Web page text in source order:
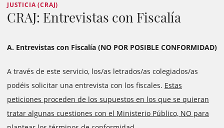
JUSTICIA (CRAJ)
CRAJ: Entrevistas con Fiscalía
A. Entrevistas con Fiscalía (NO POR POSIBLE CONFORMIDAD)
A través de este servicio, los/as letrados/as colegiados/as
podéis solicitar una entrevista con los fiscales. Estas
peticiones proceden de los supuestos en los que se quieran
tratar algunas cuestiones con el Ministerio Público, NO para